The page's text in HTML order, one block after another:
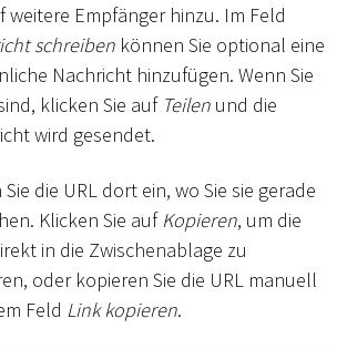
weitere Empfänger hinzu. Im Feld
schreiben können Sie optional eine
Nachricht hinzufügen. Wenn Sie
klicken Sie auf Teilen und die
wird gesendet.
Sie die URL dort ein, wo Sie sie gerade
Klicken Sie aufKopieren, um die
in die Zwischenablage zu
oder kopieren Sie die URL manuell
Feld Link kopieren.